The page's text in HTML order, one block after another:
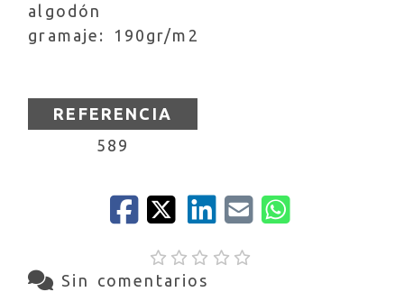
algodón
gramaje: 190gr/m2
REFERENCIA
589
Sin comentarios